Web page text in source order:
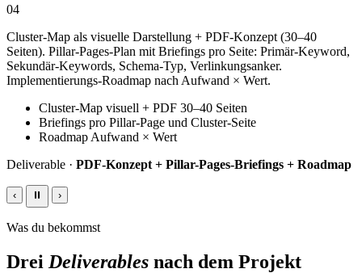
04
Cluster-Map als visuelle Darstellung + PDF-Konzept (30–40
Seiten). Pillar-Pages-Plan mit Briefings pro Seite: Primär-Keyword,
Sekundär-Keywords, Schema-Typ, Verlinkungsanker.
Implementierungs-Roadmap nach Aufwand × Wert.
Cluster-Map visuell + PDF 30–40 Seiten
Briefings pro Pillar-Page und Cluster-Seite
Roadmap Aufwand × Wert
Deliverable · PDF-Konzept + Pillar-Pages-Briefings + Roadmap
‹ ⏸ ›
Was du bekommst
Drei Deliverables nach dem Projekt